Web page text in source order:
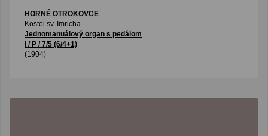
HORNÉ OTROKOVCE
Kostol sv. Imricha
Jednomanuálový organ s pedálom
I / P / 7/5 (6/4+1)
(1904)